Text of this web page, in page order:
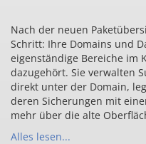
Nach der neuen
Schritt: Ihre Domains und
eigenständige Bereiche im
dazugehört. Sie verwalten
direkt unter der Domain,
deren Sicherungen mit
mehr über die alte
Alles lesen...